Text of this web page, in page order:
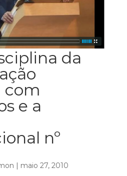
da
e a
nº
| maio 27, 2010